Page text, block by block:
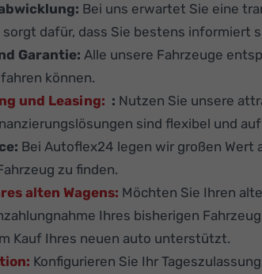
Bei uns erwartet Sie eine
dafür, dass Sie bestens informiert
Garantie: Alle unsere Fahrzeuge
können.
und Leasing: : Nutzen Sie unsere
sind flexibel und
Bei Autoflex24 legen wir großen Wert
zu finden.
alten Wagens: Möchten Sie Ihren
Ihres bisherigen
Kauf Ihres neuen auto unterstützt.
Konfigurieren Sie Ihr